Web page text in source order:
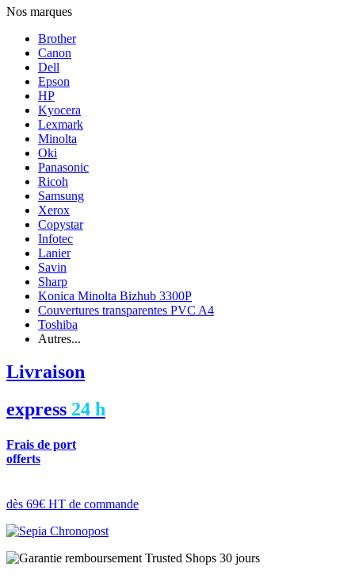
Nos marques
Brother
Canon
Dell
Epson
HP
Kyocera
Lexmark
Minolta
Oki
Panasonic
Ricoh
Samsung
Xerox
Copystar
Infotec
Lanier
Savin
Sharp
Konica Minolta Bizhub 3300P
Couvertures transparentes PVC A4
Toshiba
Autres...
Livraison
express 24 h
Frais de port
offerts
dès 69€ HT de commande